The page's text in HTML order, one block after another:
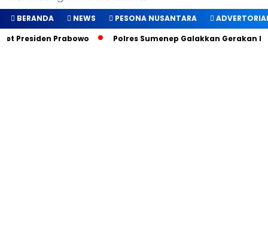
BERANDA NEWS PESONA NUSANTARA
Prabowo
Polres Sumenep Galakkan Gerakan